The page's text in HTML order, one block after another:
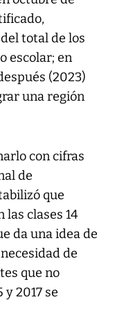
total de los
escolar; en
(2023)
una región
con cifras
de
que
las clases 14
da una idea de
de
que no
2017 se